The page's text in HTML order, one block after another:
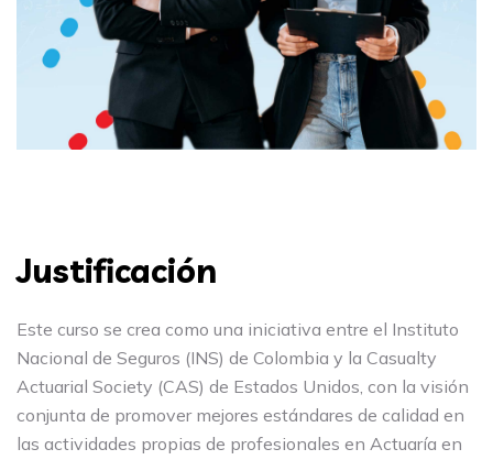
Justificación
Este curso se crea como una iniciativa entre el Instituto
Nacional de Seguros (INS) de Colombia y la Casualty
Actuarial Society (CAS) de Estados Unidos, con la visión
conjunta de promover mejores estándares de calidad en
las actividades propias de profesionales en Actuaría en